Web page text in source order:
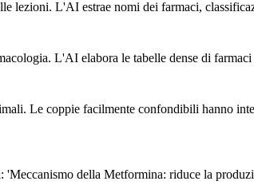
lezioni. L'AI estrae nomi dei farmaci,
L'AI elabora le tabelle dense di
Le coppie facilmente confondibili hanno
'Meccanismo della Metformina: riduce la